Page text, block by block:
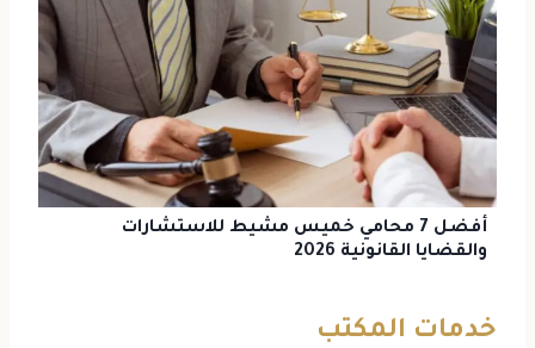
أفضل 7 محامي خميس مشيط للاستشارات
والقضايا القانونية 2026
خدمات المكتب